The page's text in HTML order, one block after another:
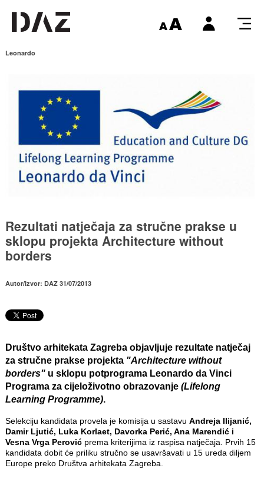
Leonardo
Rezultati natječaja za stručne prakse u
sklopu projekta Architecture without
borders
Autor/izvor: DAZ 31/07/2013
Društvo arhitekata Zagrebaobjavljuje rezultate natječaj
za stručne prakse projekta "Architecture without
borders"u sklopu potprograma Leonardo da Vinci
Programa za cijeloživotno obrazovanje (Lifelong
Learning Programme).
Selekciju kandidata provela je komisija u sastavu Andreja Ilijanić,
Damir Ljutić, Luka Korlaet, Davorka Perić, Ana Marendić i
Vesna Vrga Perovićprema kriterijima iz raspisa natječaja. Prvih 15
kandidata dobit će priliku stručno se usavršavati u 15 ureda diljem
Europe preko Društva arhitekata Zagreba.